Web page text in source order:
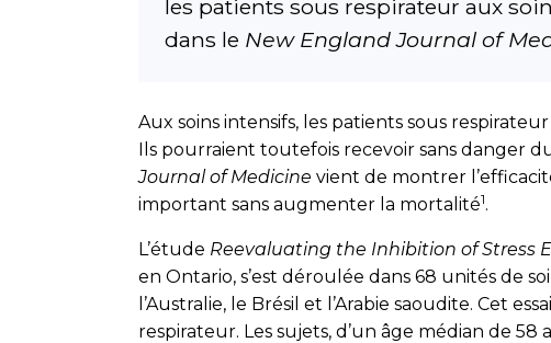
les patients sous respirateur aux
dans le New England Journal of
Aux soins intensifs, les patients sous
Ils pourraient toutefois recevoir sans danger
Journal of Medicine vient de montrer
important sans augmenter la mortalité1.
L’étude Reevaluating the Inhibition of Stress
en Ontario, s’est déroulée dans 68 unités de
l’Australie, le Brésil et l’Arabie saoudite. Cet
respirateur. Les sujets, d’un âge médian de